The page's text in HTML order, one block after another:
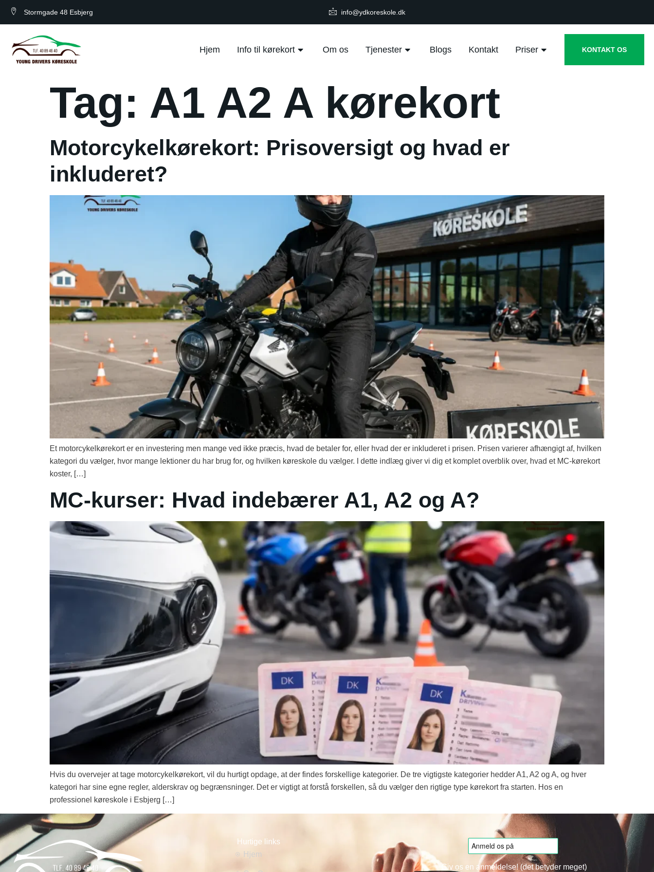
Stormgade 48 Esbjerg info@ydkoreskole.dk
Hjem Info til kørekort Om os Tjenester Blogs Kontakt Priser KONTAKT OS
Tag: A1 A2 A kørekort
Motorcykelkørekort: Prisoversigt og hvad er
inkluderet?
Et motorcykelkørekort er en investering men mange ved ikke præcis, hvad de betaler for, eller hvad der er inkluderet i prisen. Prisen varierer afhængigt af, hvilken
kategori du vælger, hvor mange lektioner du har brug for, og hvilken køreskole du vælger. I dette indlæg giver vi dig et komplet overblik over, hvad et MC-kørekort
koster, […]
MC-kurser: Hvad indebærer A1, A2 og A?
Hvis du overvejer at tage motorcykelkørekort, vil du hurtigt opdage, at der findes forskellige kategorier. De tre vigtigste kategorier hedder A1, A2 og A, og hver
kategori har sine egne regler, alderskrav og begrænsninger. Det er vigtigt at forstå forskellen, så du vælger den rigtige type kørekort fra starten. Hos en
professionel køreskole i Esbjerg […]
Hurtige links
Hjem
Giv os en anmeldelse! (det betyder meget)